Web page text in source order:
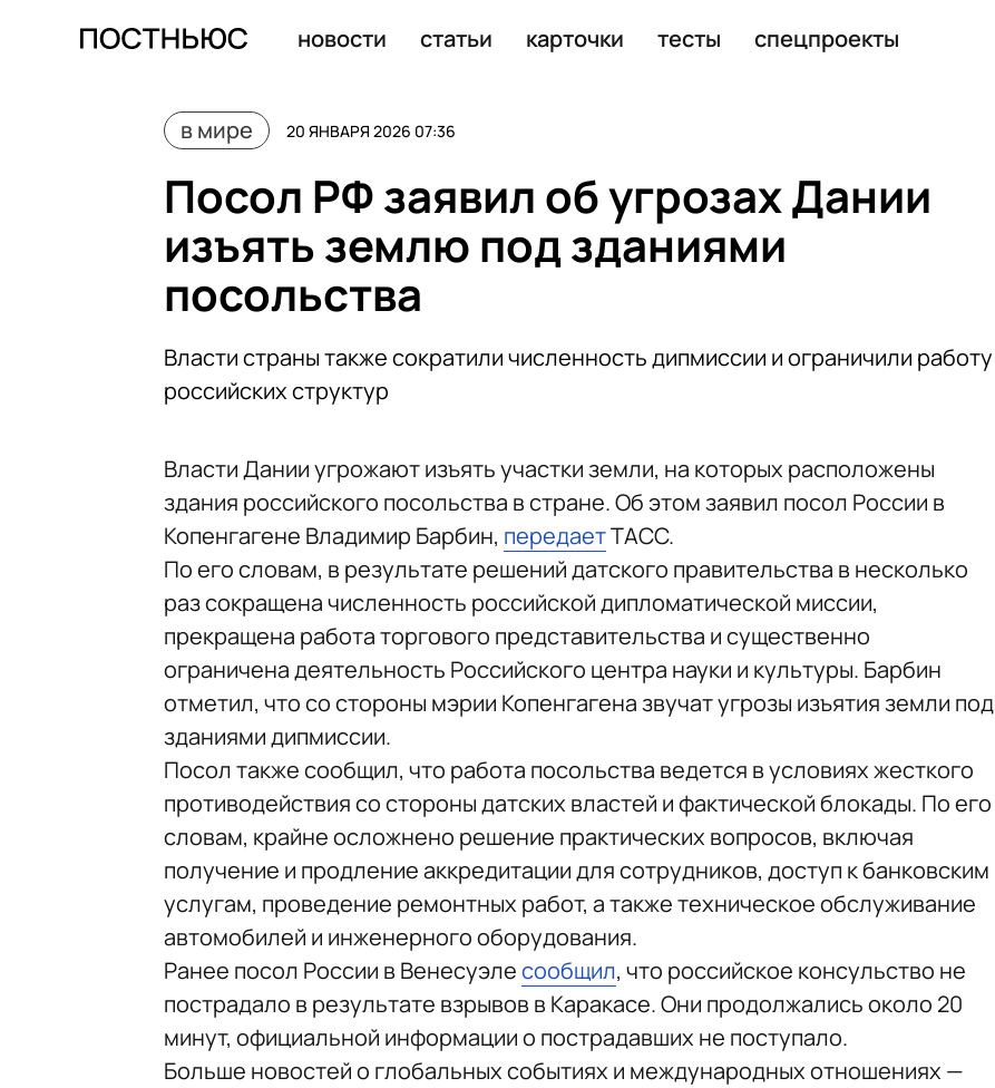
новости статьи карточки тесты спецпроекты
в мире 20 ЯНВАРЯ 2026 07:36
Посол РФ заявил об угрозах Дании
изъять землю под зданиями
посольства
Власти страны также сократили численность дипмиссии и ограничили работу
российских структур
Власти Дании угрожают изъять участки земли, на которых расположены
здания российского посольства в стране. Об этом заявил посол России в
Копенгагене Владимир Барбин, передаетТАСС.
По его словам, в результате решений датского правительства в несколько
раз сокращена численность российской дипломатической миссии,
прекращена работа торгового представительства и существенно
ограничена деятельность Российского центра науки и культуры. Барбин
отметил, что со стороны мэрии Копенгагена звучат угрозы изъятия земли под
зданиями дипмиссии.
Посол также сообщил, что работа посольства ведется в условиях жесткого
противодействия со стороны датских властей и фактической блокады. По его
словам, крайне осложнено решение практических вопросов, включая
получение и продление аккредитации для сотрудников, доступ к банковским
услугам, проведение ремонтных работ, а также техническое обслуживание
автомобилей и инженерного оборудования.
Ранее посол России в Венесуэлесообщил, что российское консульство не
пострадало в результате взрывов в Каракасе. Они продолжались около 20
минут, официальной информации о пострадавших не поступало.
Больше новостей о глобальных событиях и международных отношениях —